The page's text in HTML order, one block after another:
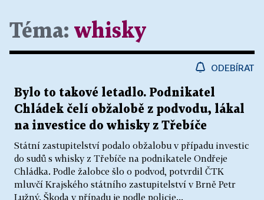
Téma: whisky
ODEBÍRAT
Bylo to takové letadlo. Podnikatel
Chládek čelí obžalobě z podvodu, lákal
na investice do whisky z Třebíče
Státní zastupitelství podalo obžalobu v případu investic
do sudů s whisky z Třebíče na podnikatele Ondřeje
Chládka. Podle žalobce šlo o podvod, potvrdil ČTK
mluvčí Krajského státního zastupitelství v Brně Petr
Lužný. Škoda v případu je podle policie...